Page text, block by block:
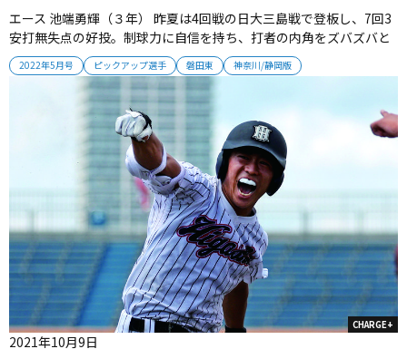
2022年5月号 ピックアップ選手 磐田東 神奈川/静岡版
エース 池端勇輝（３年） 昨夏は4回戦の日大三島戦で登板し、7回3
安打無失点の好投。制球力に自信を持ち、打者の内角をズバズバと
攻める。「秋はチームに迷惑をかけてしまいました。春は負けない
ピッチングがしたいです」 Pick up 石川優吾（3年＝外野手） 前チ
ームからレギュラーを務める。走攻守の三拍子が揃い、チームの中
CHARGE+
2021年10月9日